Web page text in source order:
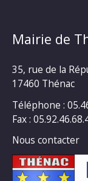
Mairie de
35, rue de la
17460 Thénac
Téléphone :
Fax :
Nous contacter